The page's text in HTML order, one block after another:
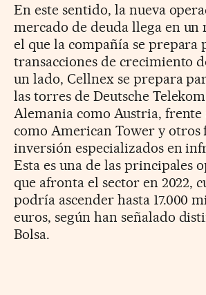
En este sentido, la nueva
mercado de deuda llega en un
el que la compañía se prepara
transacciones de crecimiento
un lado, Cellnex se prepara
las torres de Deutsche
Alemania como Austria, frente
como American Tower y otros
inversión especializados en
Esta es una de las principales
que afronta el sector en 2022,
podría ascender hasta 17.000
euros, según han señalado
Bolsa.